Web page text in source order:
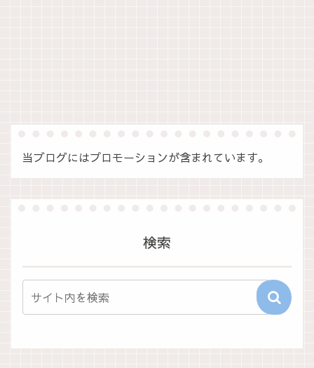
当ブログにはプロモーションが含まれています。
検索